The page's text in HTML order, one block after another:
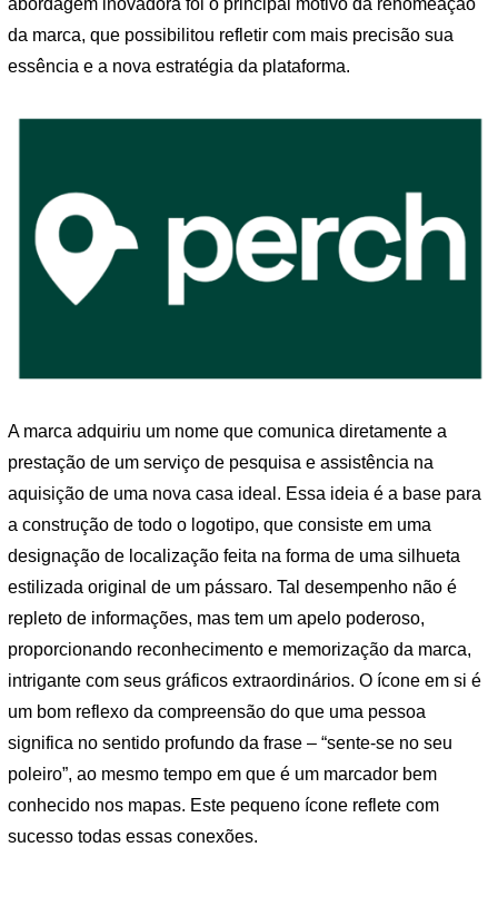
da marca, que possibilitou refletir com mais precisão sua
essência e a nova estratégia da plataforma.
A marca adquiriu um nome que comunica diretamente a
prestação de um serviço de pesquisa e assistência na
aquisição de uma nova casa ideal. Essa ideia é a base para
a construção de todo o logotipo, que consiste em uma
designação de localização feita na forma de uma silhueta
estilizada original de um pássaro. Tal desempenho não é
repleto de informações, mas tem um apelo poderoso,
proporcionando reconhecimento e memorização da marca,
intrigante com seus gráficos extraordinários. O ícone em si é
um bom reflexo da compreensão do que uma pessoa
significa no sentido profundo da frase – “sente-se no seu
poleiro”, ao mesmo tempo em que é um marcador bem
conhecido nos mapas. Este pequeno ícone reflete com
sucesso todas essas conexões.